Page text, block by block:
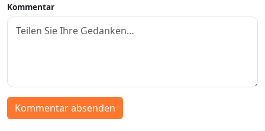
Kommentar
Kommentar absenden